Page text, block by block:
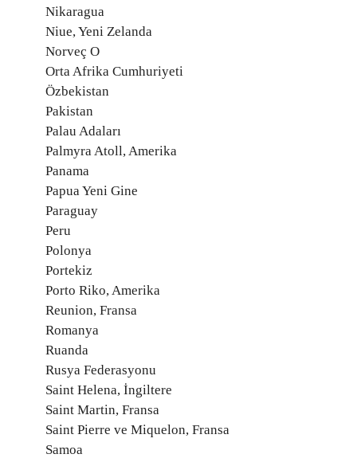
Nikaragua
Niue, Yeni Zelanda
Norveç O
Orta Afrika Cumhuriyeti
Özbekistan
Pakistan
Palau Adaları
Palmyra Atoll, Amerika
Panama
Papua Yeni Gine
Paraguay
Peru
Polonya
Portekiz
Porto Riko, Amerika
Reunion, Fransa
Romanya
Ruanda
Rusya Federasyonu
Saint Helena, İngiltere
Saint Martin, Fransa
Saint Pierre ve Miquelon, Fransa
Samoa